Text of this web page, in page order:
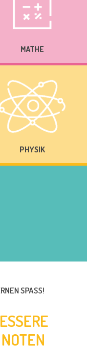
MATHE
PHYSIK
SPASS!